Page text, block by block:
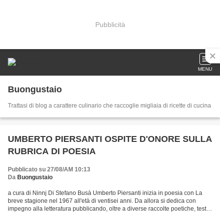
Pubblicità
MENU
Buongustaio
Trattasi di blog a carattere culinario che raccoglie migliaia di ricette di cucina
UMBERTO PIERSANTI OSPITE D'ONORE SULLA
RUBRICA DI POESIA
Pubblicato su 27/08/AM 10:13
Da Buongustaio
a cura di Ninnj Di Stefano Busà Umberto Piersanti inizia in poesia con La
breve stagione nel 1967 all'età di ventisei anni. Da allora si dedica con
impegno alla letteratura pubblicando, oltre a diverse raccolte poetiche, testi